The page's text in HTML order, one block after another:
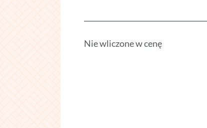
Nie wliczone w cenę